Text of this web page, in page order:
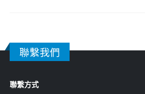
聯繫我們
聯繫方式